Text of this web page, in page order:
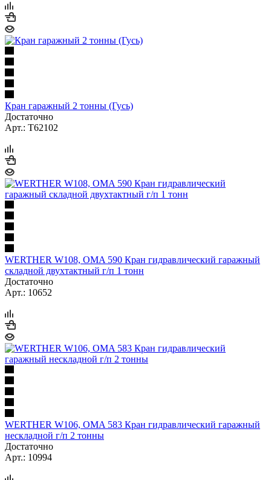
Кран гаражный 2 тонны (Гусь)
Достаточно
Арт.: T62102
WERTHER W108, OMA 590 Кран гидравлический гаражный
складной двухтактный г/п 1 тонн
Достаточно
Арт.: 10652
WERTHER W106, OMA 583 Кран гидравлический гаражный
нескладной г/п 2 тонны
Достаточно
Арт.: 10994